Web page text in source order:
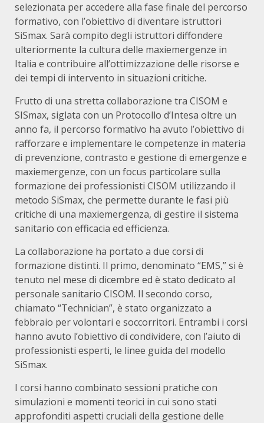
selezionata per accedere alla fase finale del percorso
formativo, con l’obiettivo di diventare istruttori
SiSmax. Sarà compito degli istruttori diffondere
ulteriormente la cultura delle maxiemergenze in
Italia e contribuire all’ottimizzazione delle risorse e
dei tempi di intervento in situazioni critiche.
Frutto di una stretta collaborazione tra CISOM e
SISmax, siglata con un Protocollo d’Intesa oltre un
anno fa, il percorso formativo ha avuto l’obiettivo di
rafforzare e implementare le competenze in materia
di prevenzione, contrasto e gestione di emergenze e
maxiemergenze, con un focus particolare sulla
formazione dei professionisti CISOM utilizzando il
metodo SiSmax, che permette durante le fasi più
critiche di una maxiemergenza, di gestire il sistema
sanitario con efficacia ed efficienza.
La collaborazione ha portato a due corsi di
formazione distinti. Il primo, denominato “EMS,” si è
tenuto nel mese di dicembre ed è stato dedicato al
personale sanitario CISOM. Il secondo corso,
chiamato “Technician”, è stato organizzato a
febbraio per volontari e soccorritori. Entrambi i corsi
hanno avuto l’obiettivo di condividere, con l’aiuto di
professionisti esperti, le linee guida del modello
SiSmax.
I corsi hanno combinato sessioni pratiche con
simulazioni e momenti teorici in cui sono stati
approfonditi aspetti cruciali della gestione delle